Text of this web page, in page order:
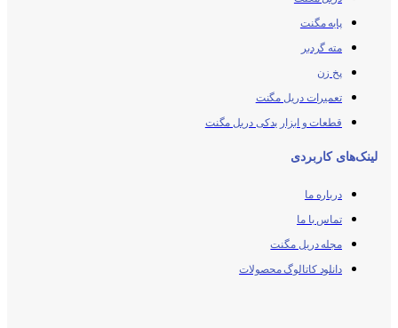
پایه مگنت
مته گردبر
پخ زن
تعمیرات دریل مگنت
قطعات و ابزار یدکی دریل مگنت
لینک‌های کاربردی
درباره ما
تماس با ما
مجله دریل مگنت
دانلود کاتالوگ محصولات